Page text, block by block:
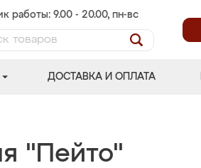
работы: 9.00 - 20.00, пн-вс
ДОСТАВКА И ОПЛАТА
"Пейто"